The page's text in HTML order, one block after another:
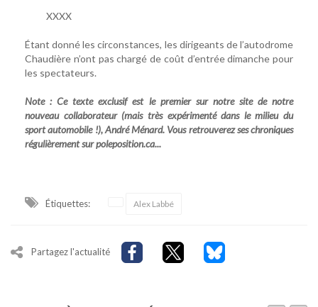
XXXX
Étant donné les circonstances, les dirigeants de l’autodrome
Chaudière n’ont pas chargé de coût d’entrée dimanche pour
les spectateurs.
Note : Ce texte exclusif est le premier sur notre site de notre
nouveau collaborateur (mais très expérimenté dans le milieu du
sport automobile !), André Ménard. Vous retrouverez ses chroniques
régulièrement sur poleposition.ca...
Étiquettes: Alex Labbé
Partagez l'actualité